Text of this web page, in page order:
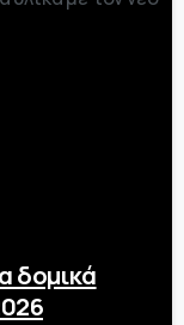
δομικά